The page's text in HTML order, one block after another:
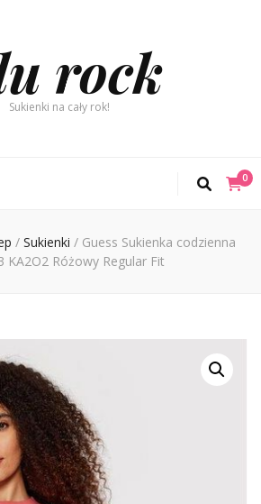
rock
Sukienki na cały rok!
0
/ Sukienki / Guess Sukienka codzienna
KA2O2 Różowy Regular Fit